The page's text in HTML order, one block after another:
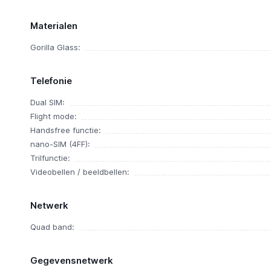
Materialen
Gorilla Glass:
Telefonie
Dual SIM:
Flight mode:
Handsfree functie:
nano-SIM (4FF):
Trilfunctie:
Videobellen / beeldbellen:
Netwerk
Quad band:
Gegevensnetwerk